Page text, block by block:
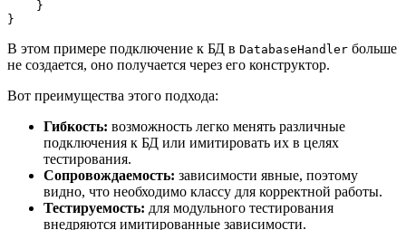
    }
}
В этом примере подключение к БД в DatabaseHandler больше
не создается, оно получается через его конструктор.
Вот преимущества этого подхода:
Гибкость: возможность легко менять различные
подключения к БД или имитировать их в целях
тестирования.
Сопровождаемость: зависимости явные, поэтому
видно, что необходимо классу для корректной работы.
Тестируемость: для модульного тестирования
внедряются имитированные зависимости.